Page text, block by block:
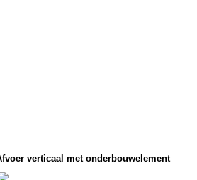
verticaal met onderbouwelement